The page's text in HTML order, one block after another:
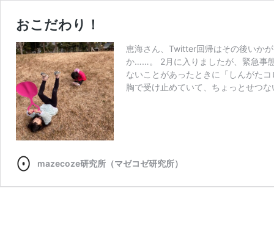
おこだわり！
恵海さん、Twitter回帰はその後いか
か……。 2月に入りましたが、緊急事
ないことがあったときに「しんがた
胸で受け止めていて、ちょっとせつ
mazecoze研究所（マゼコゼ研究所）